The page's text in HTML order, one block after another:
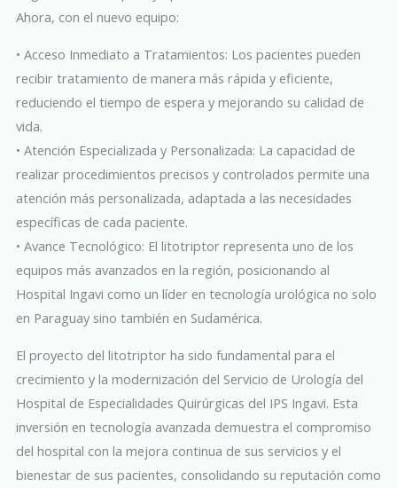
Ahora, con el nuevo equipo:
• Acceso Inmediato a Tratamientos: Los pacientes pueden
recibir tratamiento de manera más rápida y eficiente,
reduciendo el tiempo de espera y mejorando su calidad de
vida.
• Atención Especializada y Personalizada: La capacidad de
realizar procedimientos precisos y controlados permite una
atención más personalizada, adaptada a las necesidades
específicas de cada paciente.
• Avance Tecnológico: El litotriptor representa uno de los
equipos más avanzados en la región, posicionando al
Hospital Ingavi como un líder en tecnología urológica no solo
en Paraguay sino también en Sudamérica.
El proyecto del litotriptor ha sido fundamental para el
crecimiento y la modernización del Servicio de Urología del
Hospital de Especialidades Quirúrgicas del IPS Ingavi. Esta
inversión en tecnología avanzada demuestra el compromiso
del hospital con la mejora continua de sus servicios y el
bienestar de sus pacientes, consolidando su reputación como